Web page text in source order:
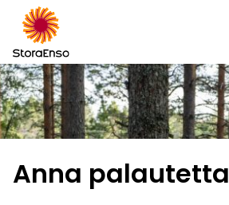
Anna palautetta